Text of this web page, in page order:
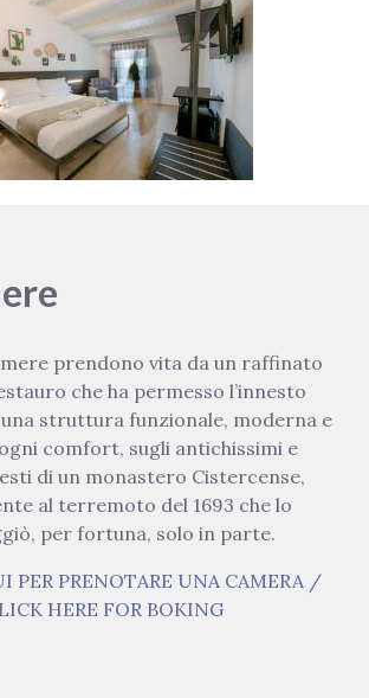
prendono vita da un raffinato
che ha permesso l’innesto
struttura funzionale, moderna e
comfort, sugli antichissimi e
di un monastero Cistercense,
al terremoto del 1693 che lo
per fortuna, solo in parte.
PER PRENOTARE UNA CAMERA /
HERE FOR BOKING